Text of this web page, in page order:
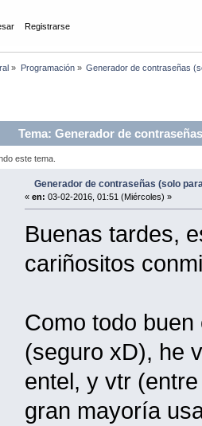
Registrarse
» Programación» Generador de contraseñas
Tema: Generador de
este tema.
Generador de contraseñas (solo
« en: 03-02-2016, 01:51 (Miércoles) »
Buenas tardes,
cariñositos
Como todo
(seguro xD), he
entel, y vtr
gran mayoría